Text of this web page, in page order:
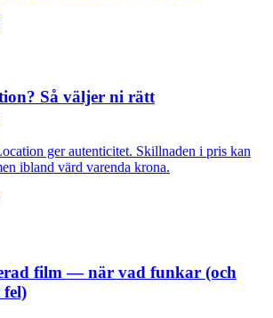
Så väljer ni rätt
ger autenticitet. Skillnaden i pris kan
ibland värd varenda krona.
film — när vad funkar (och